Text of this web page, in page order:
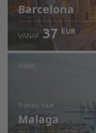
Barcelona
VANAF 37 EUR
SPANJE
9 deals naar
Malaga